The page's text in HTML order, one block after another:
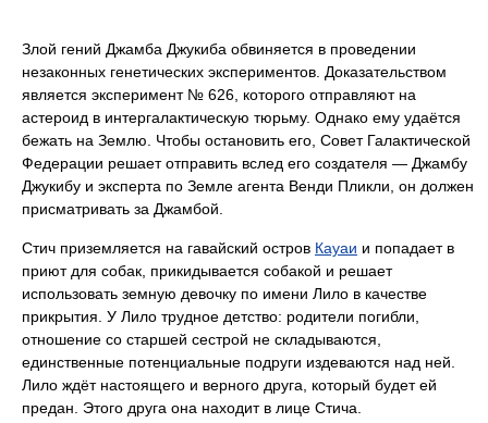
Злой гений Джамба Джукиба обвиняется в проведении
незаконных генетических экспериментов. Доказательством
является эксперимент № 626, которого отправляют на
астероид в интергалактическую тюрьму. Однако ему удаётся
бежать на Землю. Чтобы остановить его, Совет Галактической
Федерации решает отправить вслед его создателя — Джамбу
Джукибу и эксперта по Земле агента Венди Пликли, он должен
присматривать за Джамбой.
Стич приземляется на гавайский остров Кауаи и попадает в
приют для собак, прикидывается собакой и решает
использовать земную девочку по имени Лило в качестве
прикрытия. У Лило трудное детство: родители погибли,
отношение со старшей сестрой не складываются,
единственные потенциальные подруги издеваются над ней.
Лило ждёт настоящего и верного друга, который будет ей
предан. Этого друга она находит в лице Стича.